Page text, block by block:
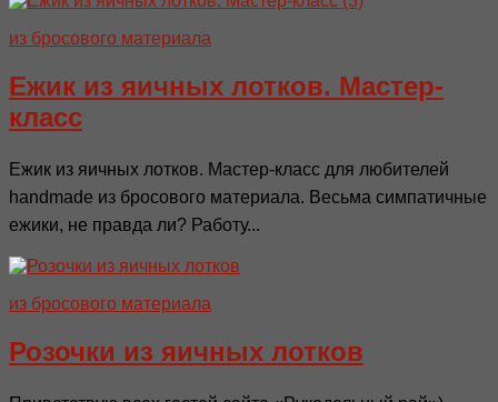
из бросового материала
Ежик из яичных лотков. Мастер-
класс
Ежик из яичных лотков. Мастер-класс для любителей
handmade из бросового материала. Весьма симпатичные
ежики, не правда ли? Работу...
из бросового материала
Розочки из яичных лотков